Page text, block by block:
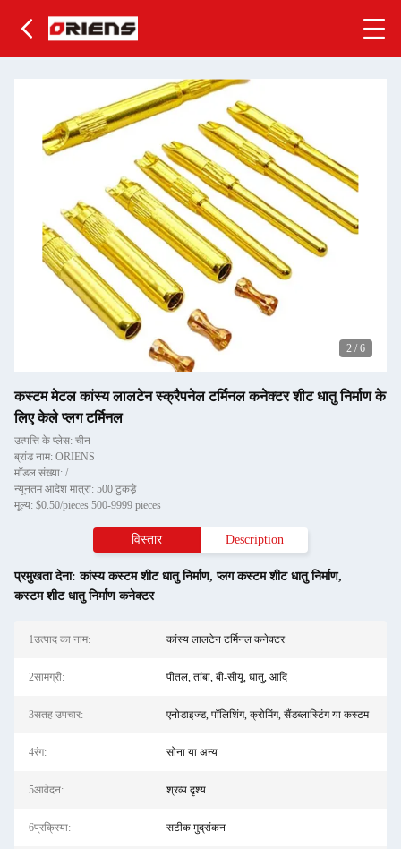
2 / 6
कस्टम मेटल कांस्य लालटेन स्क्रैपनेल टर्मिनल कनेक्टर शीट धातु निर्माण के
लिए केले प्लग टर्मिनल
उत्पत्ति के प्लेस: चीन
ब्रांड नाम: ORIENS
मॉडल संख्या: /
न्यूनतम आदेश मात्रा: 500 टुकड़े
मूल्य: $0.50/pieces 500-9999 pieces
विस्तार Description
प्रमुखता देना:कांस्य कस्टम शीट धातु निर्माण,प्लग कस्टम शीट धातु निर्माण,
कस्टम शीट धातु निर्माण कनेक्टर
1उत्पाद का नाम: कांस्य लालटेन टर्मिनल कनेक्टर
2सामग्री: पीतल, तांबा, बी-सीयू, धातु, आदि
3सतह उपचार: एनोडाइज्ड, पॉलिशिंग, क्रोमिंग, सैंडब्लास्टिंग या कस्टम
4रंग: सोना या अन्य
5आवेदन: श्रव्य दृश्य
6प्रक्रिया: सटीक मुद्रांकन